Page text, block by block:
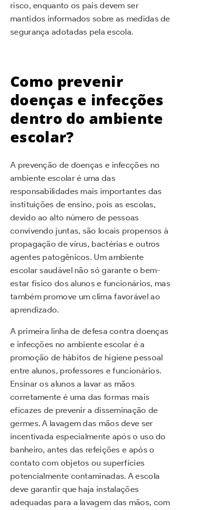
risco, enquanto os pais devem ser
mantidos informados sobre as medidas de
segurança adotadas pela escola.
Como prevenir
doenças e infecções
dentro do ambiente
escolar?
A prevenção de doenças e infecções no
ambiente escolar é uma das
responsabilidades mais importantes das
instituições de ensino, pois as escolas,
devido ao alto número de pessoas
convivendo juntas, são locais propensos à
propagação de vírus, bactérias e outros
agentes patogênicos. Um ambiente
escolar saudável não só garante o bem-
estar físico dos alunos e funcionários, mas
também promove um clima favorável ao
aprendizado.
A primeira linha de defesa contra doenças
e infecções no ambiente escolar é a
promoção de hábitos de higiene pessoal
entre alunos, professores e funcionários.
Ensinar os alunos a lavar as mãos
corretamente é uma das formas mais
eficazes de prevenir a disseminação de
germes. A lavagem das mãos deve ser
incentivada especialmente após o uso do
banheiro, antes das refeições e após o
contato com objetos ou superfícies
potencialmente contaminadas. A escola
deve garantir que haja instalações
adequadas para a lavagem das mãos, com